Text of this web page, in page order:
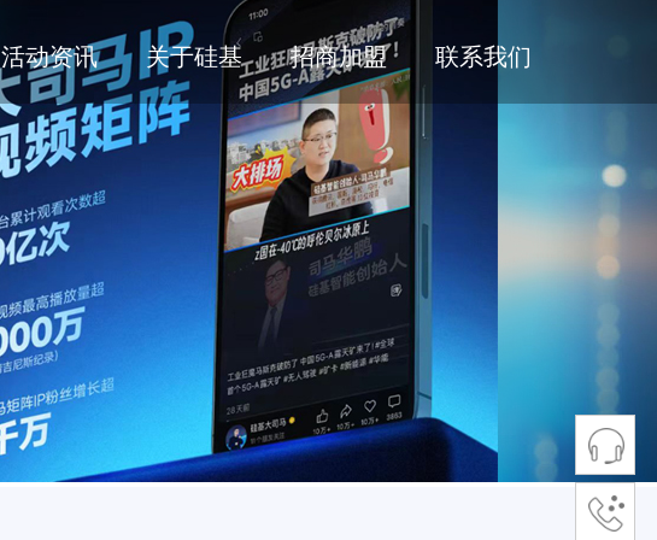
活动资讯 关于硅基 招商加盟 联系我们